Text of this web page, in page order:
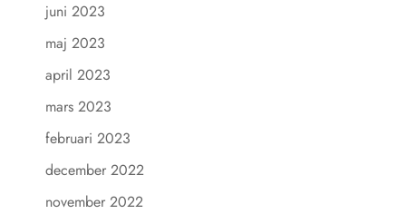
juni 2023
maj 2023
april 2023
mars 2023
februari 2023
december 2022
november 2022